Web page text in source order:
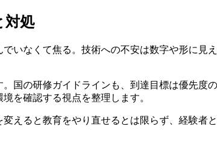
対処
いなくて焦る。技術への不安は数字や形に見
国の研修ガイドラインも、到達目標は優先度
を確認する視点を整理します。
えると教育をやり直せるとは限らず、経験者